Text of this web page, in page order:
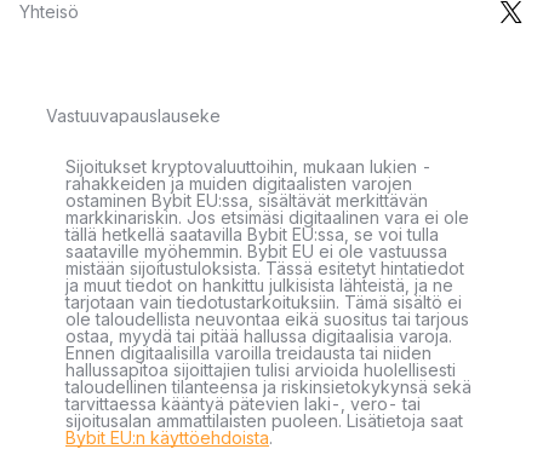
Yhteisö
Vastuuvapauslauseke
Sijoitukset kryptovaluuttoihin, mukaan lukien -
rahakkeiden ja muiden digitaalisten varojen
ostaminen Bybit EU:ssa, sisältävät merkittävän
markkinariskin. Jos etsimäsi digitaalinen vara ei ole
tällä hetkellä saatavilla Bybit EU:ssa, se voi tulla
saataville myöhemmin. Bybit EU ei ole vastuussa
mistään sijoitustuloksista. Tässä esitetyt hintatiedot
ja muut tiedot on hankittu julkisista lähteistä, ja ne
tarjotaan vain tiedotustarkoituksiin. Tämä sisältö ei
ole taloudellista neuvontaa eikä suositus tai tarjous
ostaa, myydä tai pitää hallussa digitaalisia varoja.
Ennen digitaalisilla varoilla treidausta tai niiden
hallussapitoa sijoittajien tulisi arvioida huolellisesti
taloudellinen tilanteensa ja riskinsietokykynsä sekä
tarvittaessa kääntyä pätevien laki-, vero- tai
sijoitusalan ammattilaisten puoleen. Lisätietoja saat
Bybit EU:n käyttöehdoista.